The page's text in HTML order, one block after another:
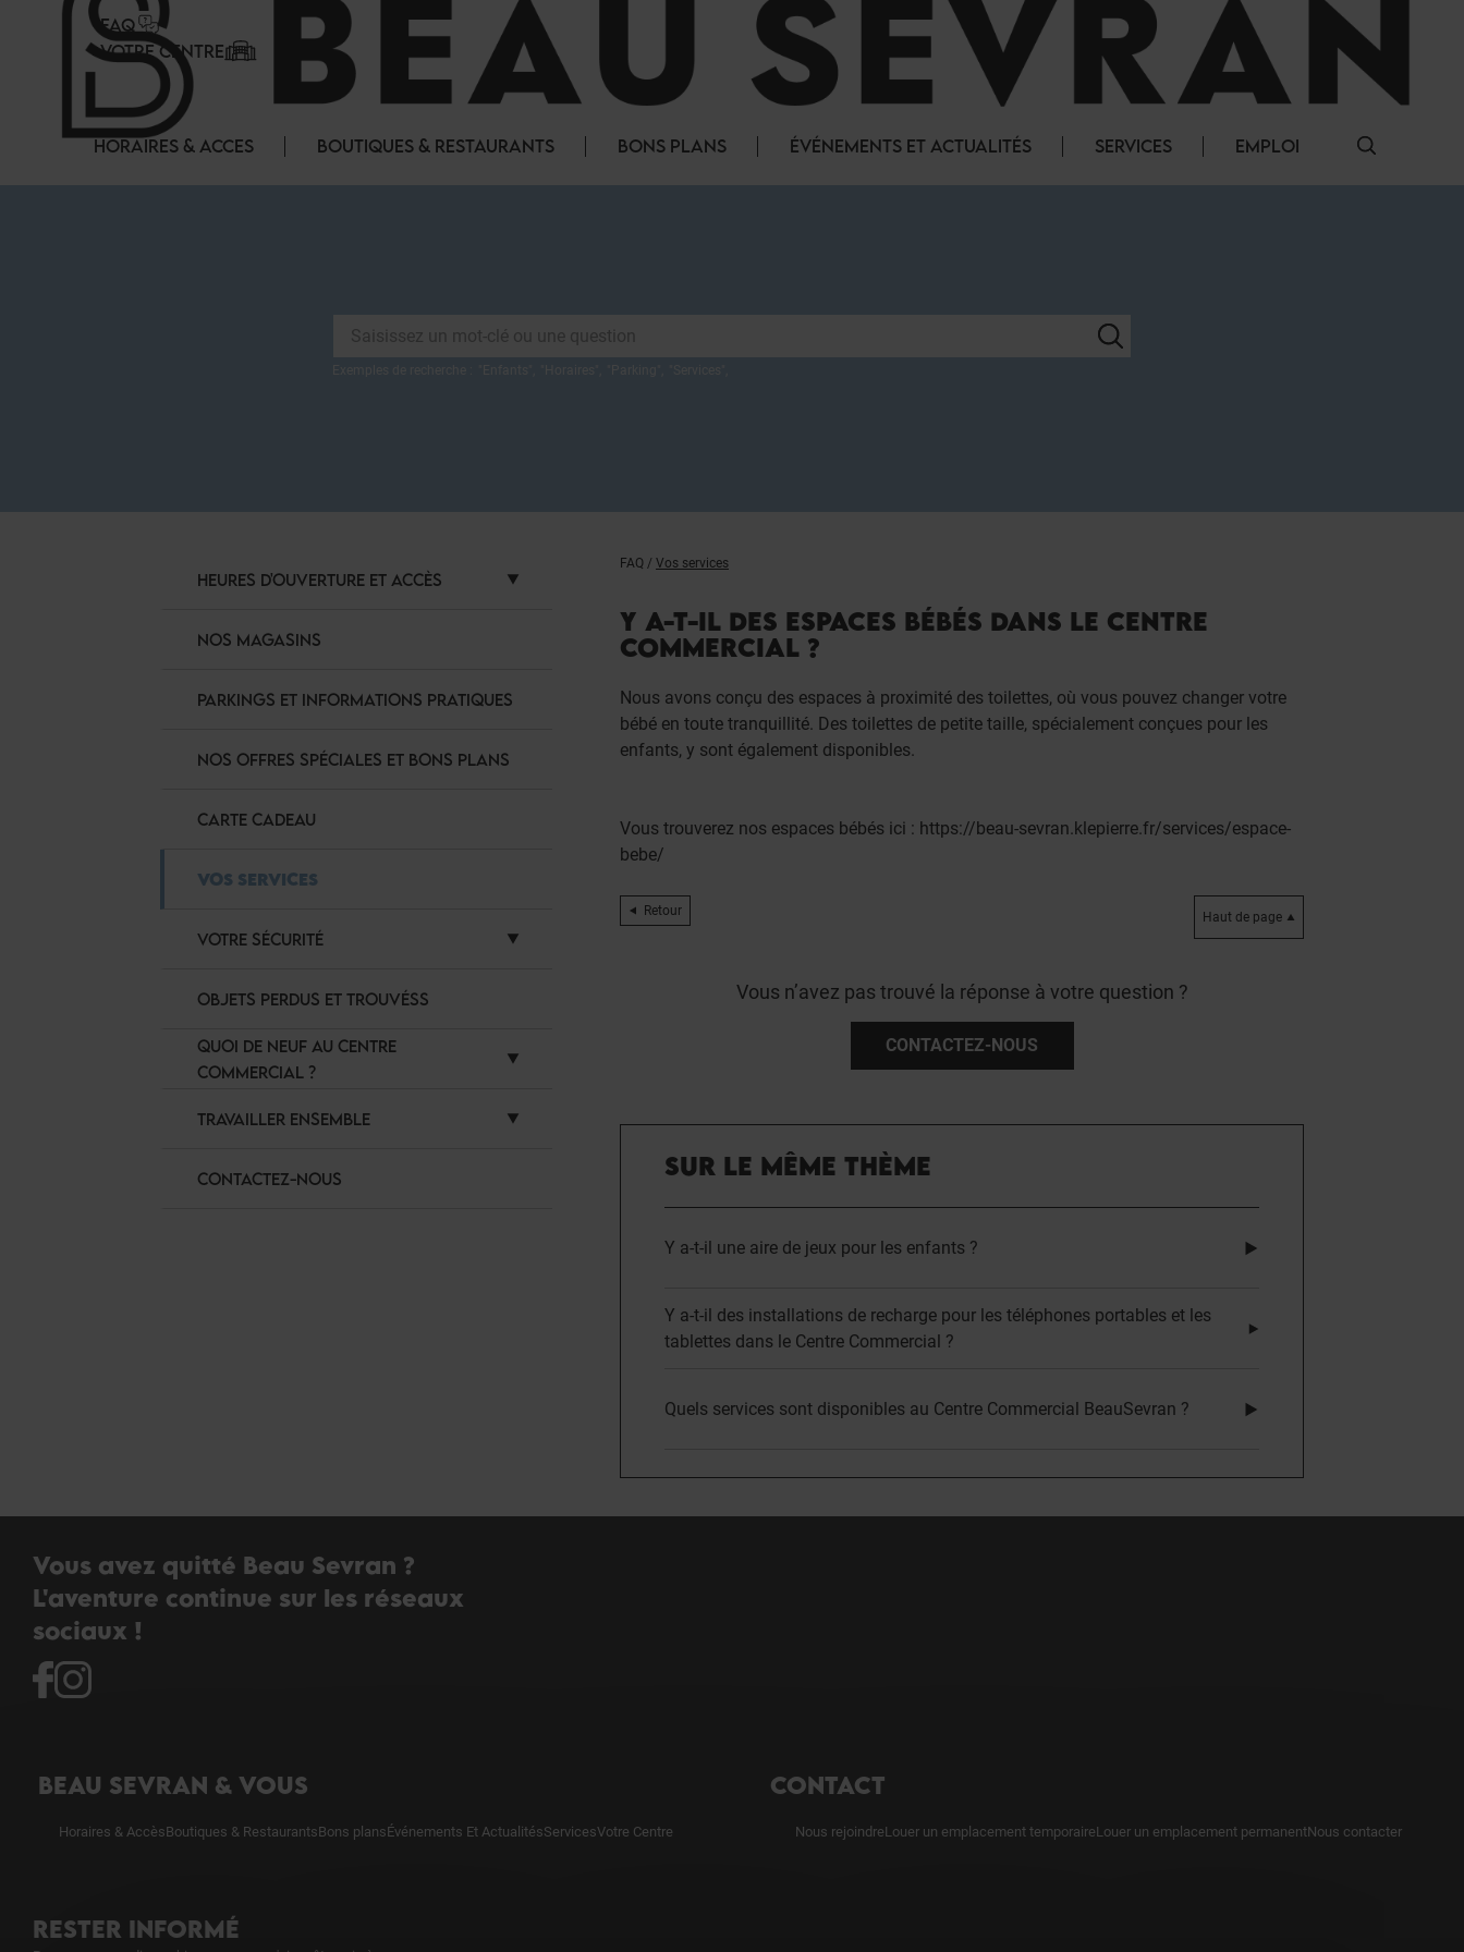
FAQ
VOTRE CENTRE
HORAIRES & ACCES BOUTIQUES & RESTAURANTS BONS PLANS ÉVÉNEMENTS ET ACTUALITÉS SERVICES EMPLOI
HEURES D'OUVERTURE ET ACCÈS
NOS MAGASINS
PARKINGS ET INFORMATIONS PRATIQUES
NOS OFFRES SPÉCIALES ET BONS PLANS
CARTE CADEAU
VOS SERVICES
VOTRE SÉCURITÉ
OBJETS PERDUS ET TROUVÉSS
QUOI DE NEUF AU CENTRE
COMMERCIAL ?
TRAVAILLER ENSEMBLE
CONTACTEZ-NOUS
FAQ / Vos services
Y A-T-IL DES ESPACES BÉBÉS DANS LE CENTRE
COMMERCIAL ?
Nous avons conçu des espaces à proximité des toilettes, où vous pouvez changer votre
bébé en toute tranquillité. Des toilettes de petite taille, spécialement conçues pour les
enfants, y sont également disponibles.
Vous trouverez nos espaces bébés ici : https://beau-sevran.klepierre.fr/services/espace-
bebe/
Retour Haut de page
Vous n’avez pas trouvé la réponse à votre question ?
CONTACTEZ-NOUS
SUR LE MÊME THÈME
Y a-t-il une aire de jeux pour les enfants ?
Y a-t-il des installations de recharge pour les téléphones portables et les
tablettes dans le Centre Commercial ?
Quels services sont disponibles au Centre Commercial BeauSevran ?
Vous avez quitté Beau Sevran ?
L'aventure continue sur les réseaux
sociaux !
BEAU SEVRAN & VOUS
Horaires & AccèsBoutiques & RestaurantsBons plansÉvénements Et ActualitésServicesVotre Centre
CONTACT
Nous rejoindreLouer un emplacement temporaireLouer un emplacement permanentNous contacter
RESTER INFORMÉ
Panneau de gestion des cookies